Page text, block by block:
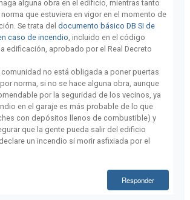
alguna obra en el edificio, mientras tanto
que estuviera en vigor en el momento de
Se trata del documento básico DB SI de
caso de incendio , incluido en el código
edificación, aprobado por el Real Decreto
comunidad no está obligada a poner puertas
norma, si no se hace alguna obra, aunque
por la seguridad de los vecinos, ya
en el garaje es más probable de lo que
con depósitos llenos de combustible) y
que la gente pueda salir del edificio
un incendio si morir asfixiada por el
Responder